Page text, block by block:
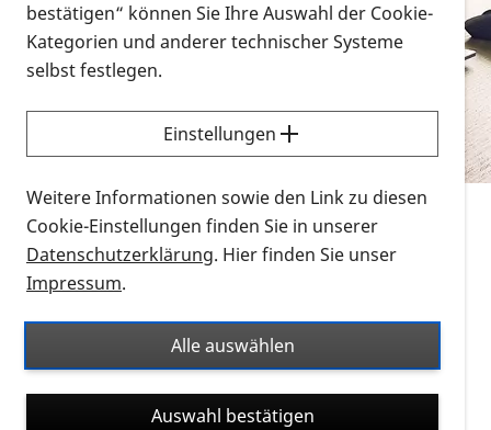
Alle Infomaterialien in verschiedenen
Formaten an einem Ort
Sie möchten wissen, wie Sie nach Infonmaterial
suchen und dieses bestellen bzw. herunterladen
können? Schauen Sie sich dieErklärvideos zum
Thema Infomaterial auf der PRO RETINA-Website
für blinde und sehbehinderte Menschen an.
Auf dieser Seite finden Sie sämtliches Infomaterial
Ort. Nutzen Sie den Formatfilter, um ausschließlich
nach Flyern und Broschüren, Audios oder Videos zu
suchen. Die meisten Flyer und Broschüren werden in
verschiedenen Formaten angeboten: zur
bestätigen“ können Sie Ihre Auswahl der Cookie-
Kategorien und anderer technischer Systeme
selbst festlegen.
Einstellungen
Weitere Informationen sowie den Link zu diesen
Cookie-Einstellungen finden Sie in unserer
Datenschutzerklärung. Hier finden Sie unser
Impressum.
Alle auswählen
Auswahl bestätigen